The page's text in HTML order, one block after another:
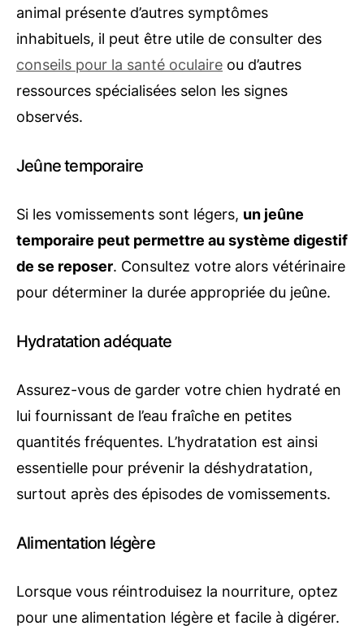
animal présente d’autres symptômes
inhabituels, il peut être utile de consulter des
conseils pour la santé oculaire ou d’autres
ressources spécialisées selon les signes
observés.
Jeûne temporaire
Si les vomissements sont légers, un jeûne
temporaire peut permettre au système digestif
de se reposer. Consultez votre alors vétérinaire
pour déterminer la durée appropriée du jeûne.
Hydratation adéquate
Assurez-vous de garder votre chien hydraté en
lui fournissant de l’eau fraîche en petites
quantités fréquentes. L’hydratation est ainsi
essentielle pour prévenir la déshydratation,
surtout après des épisodes de vomissements.
Alimentation légère
Lorsque vous réintroduisez la nourriture, optez
pour une alimentation légère et facile à digérer.